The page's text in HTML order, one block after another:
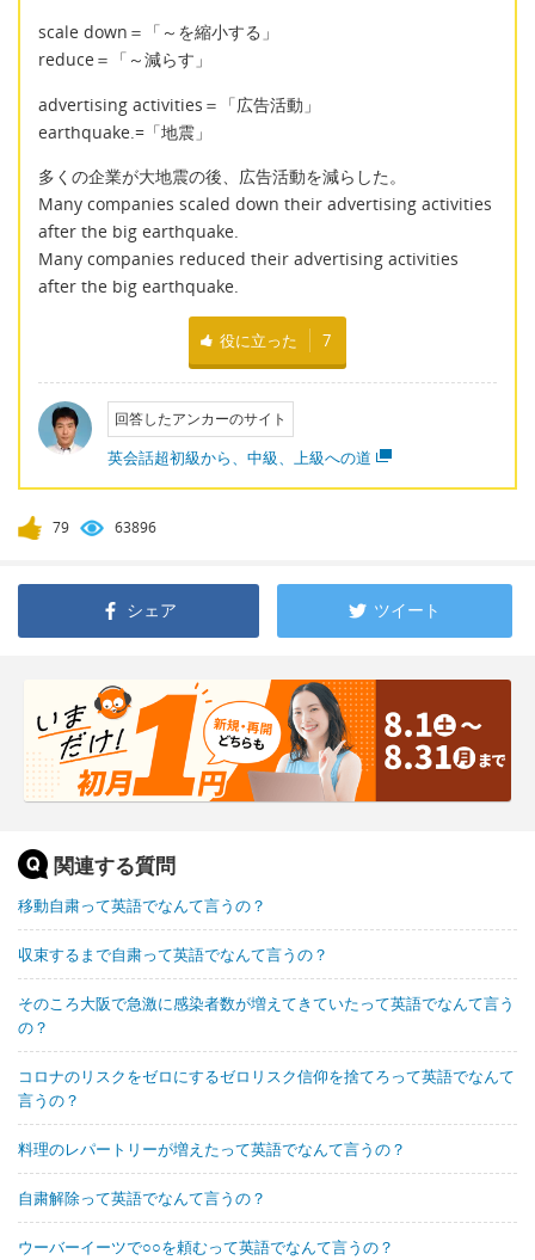
scale down＝「～を縮小する」
reduce＝「～減らす」
advertising activities＝「広告活動」
earthquake.=「地震」
多くの企業が大地震の後、広告活動を減らした。
Many companies scaled down their advertising activities
after the big earthquake.
Many companies reduced their advertising activities
after the big earthquake.
役に立った 7
回答したアンカーのサイト
英会話超初級から、中級、上級への道
79 63896
シェア ツイート
関連する質問
移動自粛って英語でなんて言うの？
収束するまで自粛って英語でなんて言うの？
そのころ大阪で急激に感染者数が増えてきていたって英語でなんて言う
の？
コロナのリスクをゼロにするゼロリスク信仰を捨てろって英語でなんて
言うの？
料理のレパートリーが増えたって英語でなんて言うの？
自粛解除って英語でなんて言うの？
ウーバーイーツで○○を頼むって英語でなんて言うの？